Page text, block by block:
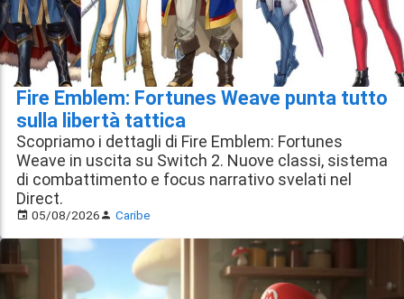
Fire Emblem: Fortunes Weave punta tutto
sulla libertà tattica
Scopriamo i dettagli di Fire Emblem: Fortunes
Weave in uscita su Switch 2. Nuove classi, sistema
di combattimento e focus narrativo svelati nel
Direct.
05/08/2026 Caribe